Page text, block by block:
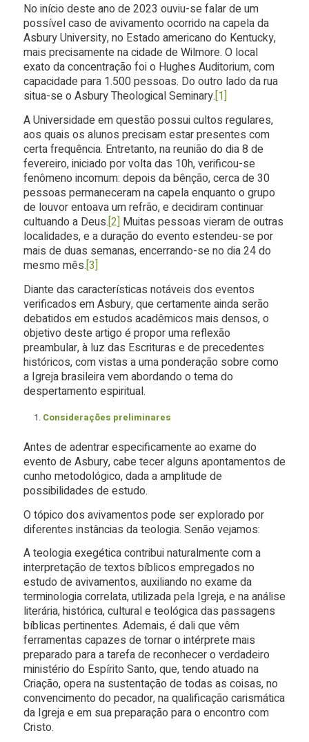
No início deste ano de 2023 ouviu-se falar de um
possível caso de avivamento ocorrido na capela da
Asbury University, no Estado americano do Kentucky,
mais precisamente na cidade de Wilmore. O local
exato da concentração foi o Hughes Auditorium, com
capacidade para 1.500 pessoas. Do outro lado da rua
situa-se o Asbury Theological Seminary.[1]
A Universidade em questão possui cultos regulares,
aos quais os alunos precisam estar presentes com
certa frequência. Entretanto, na reunião do dia 8 de
fevereiro, iniciado por volta das 10h, verificou-se
fenômeno incomum: depois da bênção, cerca de 30
pessoas permaneceram na capela enquanto o grupo
de louvor entoava um refrão, e decidiram continuar
cultuando a Deus.[2] Muitas pessoas vieram de outras
localidades, e a duração do evento estendeu-se por
mais de duas semanas, encerrando-se no dia 24 do
mesmo mês.[3]
Diante das características notáveis dos eventos
verificados em Asbury, que certamente ainda serão
debatidos em estudos acadêmicos mais densos, o
objetivo deste artigo é propor uma reflexão
preambular, à luz das Escrituras e de precedentes
históricos, com vistas a uma ponderação sobre como
a Igreja brasileira vem abordando o tema do
despertamento espiritual.
Considerações preliminares
Antes de adentrar especificamente ao exame do
evento de Asbury, cabe tecer alguns apontamentos de
cunho metodológico, dada a amplitude de
possibilidades de estudo.
O tópico dos avivamentos pode ser explorado por
diferentes instâncias da teologia. Senão vejamos:
A teologia exegética contribui naturalmente com a
interpretação de textos bíblicos empregados no
estudo de avivamentos, auxiliando no exame da
terminologia correlata, utilizada pela Igreja, e na análise
literária, histórica, cultural e teológica das passagens
bíblicas pertinentes. Ademais, é dali que vêm
ferramentas capazes de tornar o intérprete mais
preparado para a tarefa de reconhecer o verdadeiro
ministério do Espírito Santo, que, tendo atuado na
Criação, opera na sustentação de todas as coisas, no
convencimento do pecador, na qualificação carismática
da Igreja e em sua preparação para o encontro com
Cristo.